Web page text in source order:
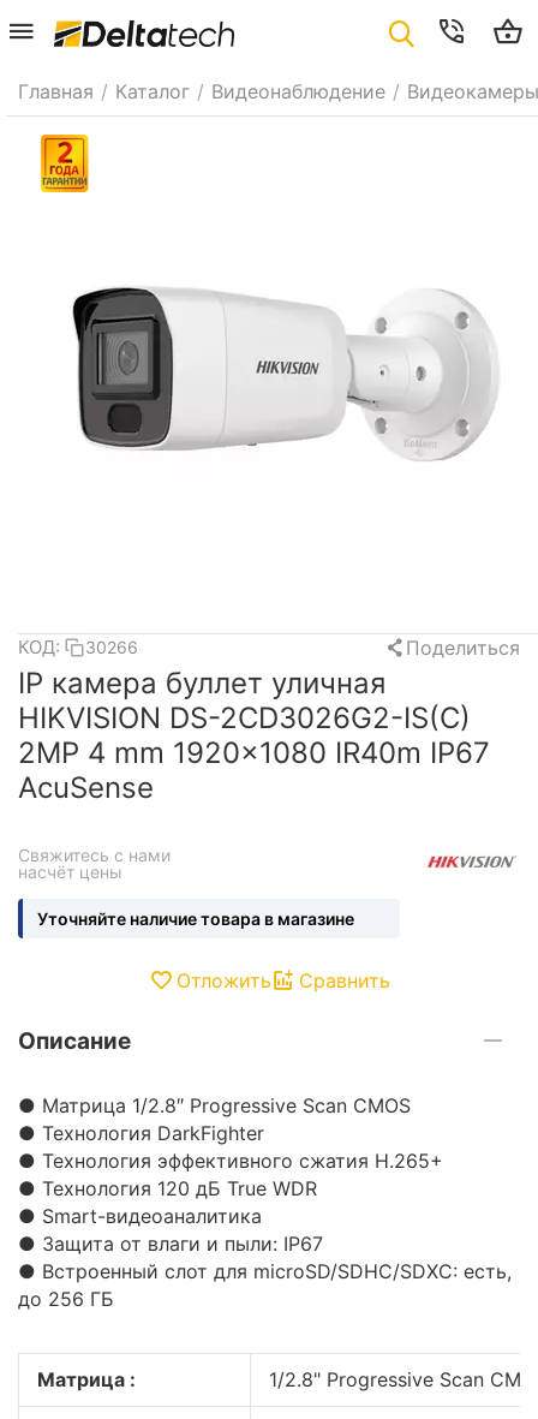
Главная / Каталог / Видеонаблюдение / Видеокамеры
КОД: 30266 Поделиться
IP камера буллет уличная
HIKVISION DS-2CD3026G2-IS(C)
2MP 4 mm 1920x1080 IR40m IP67
AcuSense
Свяжитесь с нами
насчёт цены
Уточняйте наличие товара в магазине
Отложить Сравнить
Описание
● Матрица 1/2.8″ Progressive Scan CMOS
● Технология DarkFighter
● Технология эффективного сжатия H.265+
● Технология 120 дБ True WDR
● Smart-видеоаналитика
● Защита от влаги и пыли: IP67
● Встроенный слот для microSD/SDHC/SDXC: есть,
до 256 ГБ
Матрица : 1/2.8" Progressive Scan